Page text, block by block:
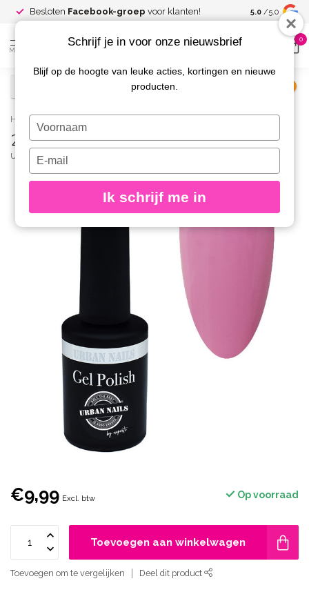
Besloten Facebook-groep voor klanten! Spaar voor
kortingen
5.0 /5.0
MENU
0
Home / 234 Gelpolish 8 gr.
234 Gelpolish 8 gr.
URBAN NAILS
€9,99 Excl. btw Op voorraad
Toevoegen aan winkelwagen
Toevoegen om te vergelijken Deel dit product
Schrijf je in voor onze nieuwsbrief
Blijf op de hoogte van leuke acties, kortingen en nieuwe
producten.
Typ
je
naam
Typ
je
e-
in
Ik schrijf me in